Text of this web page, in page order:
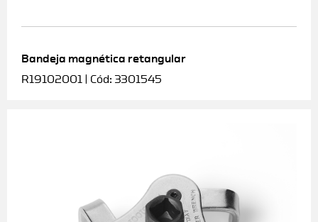
Bandeja magnética retangular
R19102001 | Cód: 3301545